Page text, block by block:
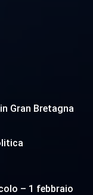
Gran Bretagna
– 1 febbraio